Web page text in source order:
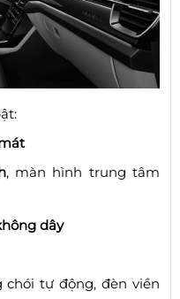
, màn hình trung tâm
dây
chói tự động, đèn viền